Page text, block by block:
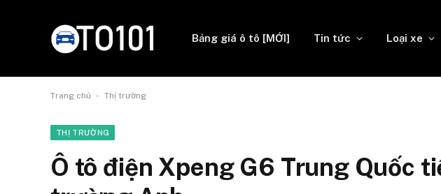
Bảng giá ô tô [MỚI] Tin tức Loại xe
Trang chủ - Thị trường
THỊ TRƯỜNG
Ô tô điện Xpeng G6 Trung Quốc